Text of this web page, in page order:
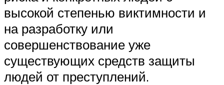
высокой степенью виктимности и
на разработку или
совершенствование уже
существующих средств защиты
людей от преступлений.